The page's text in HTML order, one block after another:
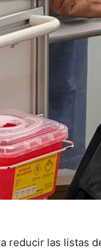
reducir las listas